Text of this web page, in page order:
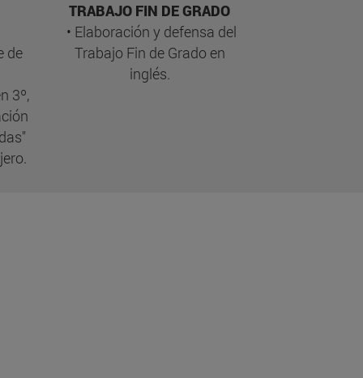
de
3º,
TRABAJO FIN DE GRADO
• Elaboración y defensa del
Trabajo Fin de Grado en
inglés.